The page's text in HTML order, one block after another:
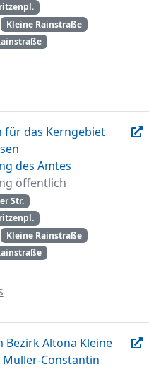
Kleine Rainstraße
das Kerngebiet
des Amtes
öffentlich
Str.
Kleine Rainstraße
Altona Kleine
Constantin